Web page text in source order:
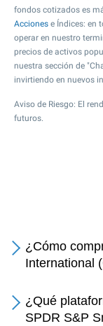
fondos cotizados es
Acciones e Índices: en
operar en nuestro
precios de activos
nuestra sección de
invirtiendo en nuevos
Aviso de Riesgo: El
futuros.
¿Cómo
International
¿Qué
SPDR S&P